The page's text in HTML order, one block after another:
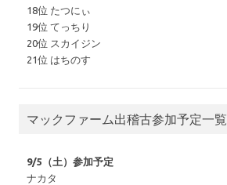
18位 たつにぃ
19位 てっちり
20位 スカイジン
21位 はちのす
マックファーム出稽古参加予定一覧
9/5（土）参加予定
ナカタ